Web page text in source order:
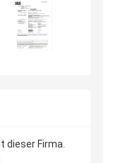
dieser Firma.